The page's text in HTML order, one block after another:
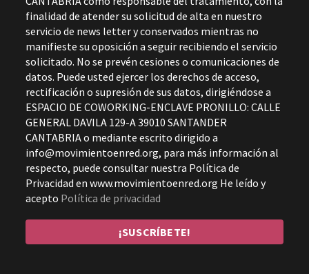
finalidad de atender su solicitud de alta en nuestro
servicio de news letter y conservados mientras no
manifieste su oposición a seguir recibiendo el servicio
solicitado. No se prevén cesiones o comunicaciones de
datos. Puede usted ejercer los derechos de acceso,
rectificación o supresión de sus datos, dirigiéndose a
ESPACIO DE COWORKING-ENCLAVE PRONILLO: CALLE
GENERAL DAVILA 129-A 39010 SANTANDER
CANTABRIA o mediante escrito dirigido a
info@movimientoenred.org, para más información al
respecto, puede consultar nuestra Política de
Privacidad en www.movimientoenred.org He leído y
acepto Política de privacidad